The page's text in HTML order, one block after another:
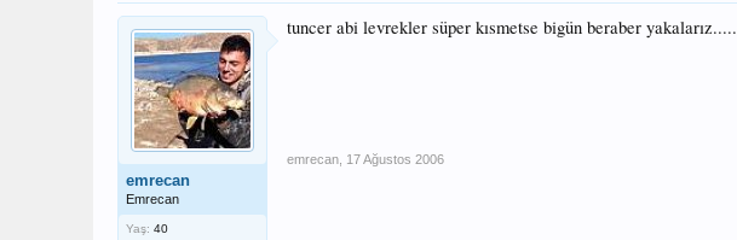
emrecan
Emrecan
Yaş: 40
tuncer abi levrekler süper kısmetse bigün beraber yakalarız.....
emrecan 17 Ağustos 2006